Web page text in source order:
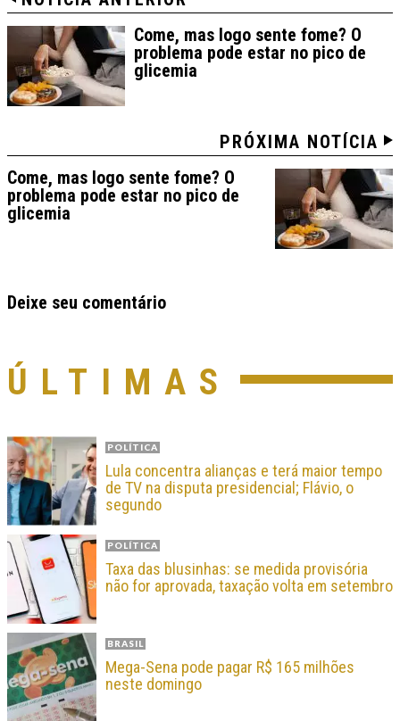
Come, mas logo sente fome? O
problema pode estar no pico de
glicemia
PRÓXIMA NOTÍCIA
Come, mas logo sente fome? O
problema pode estar no pico de
glicemia
Deixe seu comentário
ÚLTIMAS
POLÍTICA
Lula concentra alianças e terá maior tempo
de TV na disputa presidencial; Flávio, o
segundo
POLÍTICA
Taxa das blusinhas: se medida provisória
não for aprovada, taxação volta em setembro
BRASIL
Mega-Sena pode pagar R$ 165 milhões
neste domingo